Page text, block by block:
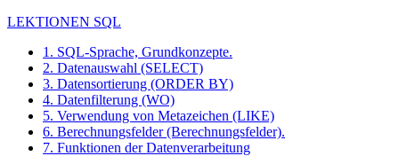
LEKTIONEN SQL
1. SQL-Sprache, Grundkonzepte.
2. Datenauswahl (SELECT)
3. Datensortierung (ORDER BY)
4. Datenfilterung (WO)
5. Verwendung von Metazeichen (LIKE)
6. Berechnungsfelder (Berechnungsfelder).
7. Funktionen der Datenverarbeitung